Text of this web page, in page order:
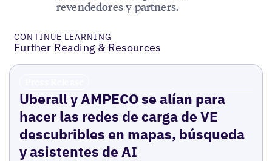
revendedores y partners.
CONTINUE LEARNING
Further Reading & Resources
Uberall y AMPECO se alían para
hacer las redes de carga de VE
descubribles en mapas, búsqueda
y asistentes de AI